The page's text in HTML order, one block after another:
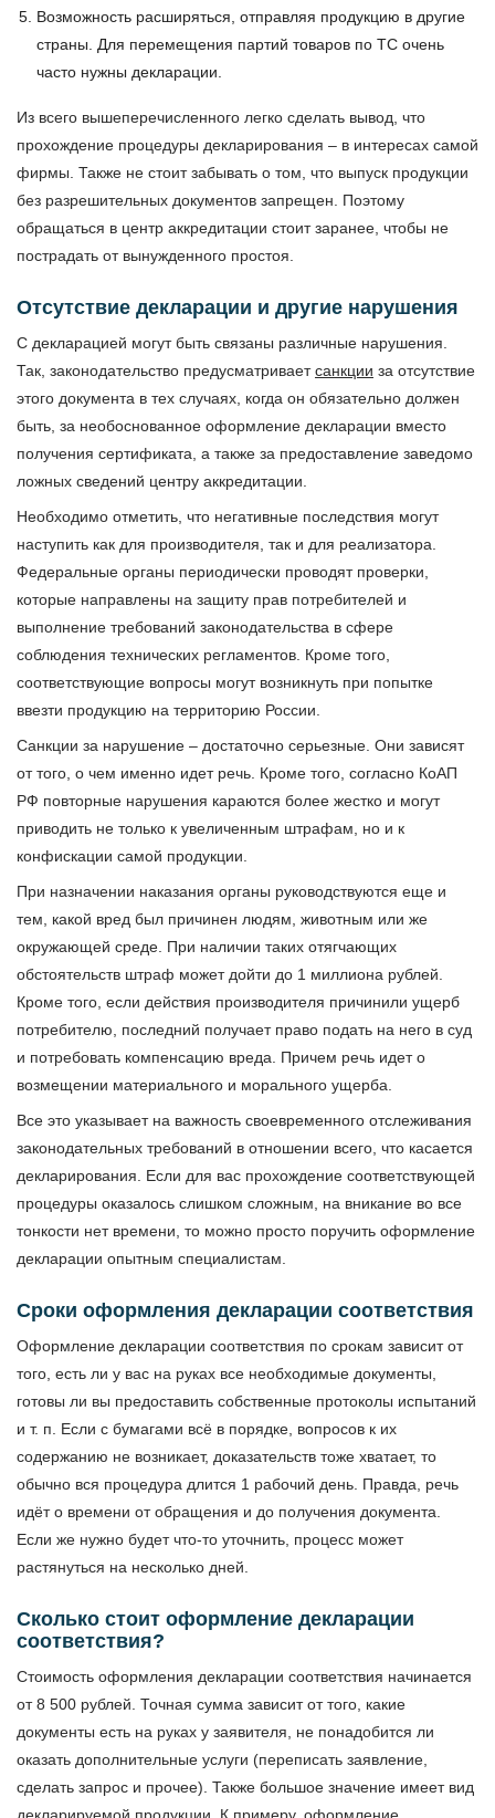
Возможность расширяться, отправляя продукцию в другие
страны. Для перемещения партий товаров по ТС очень
часто нужны декларации.
Из всего вышеперечисленного легко сделать вывод, что
прохождение процедуры декларирования – в интересах самой
фирмы. Также не стоит забывать о том, что выпуск продукции
без разрешительных документов запрещен. Поэтому
обращаться в центр аккредитации стоит заранее, чтобы не
пострадать от вынужденного простоя.
Отсутствие декларации и другие нарушения
С декларацией могут быть связаны различные нарушения.
Так, законодательство предусматриваетсанкции за отсутствие
этого документа в тех случаях, когда он обязательно должен
быть, за необоснованное оформление декларации вместо
получения сертификата, а также за предоставление заведомо
ложных сведений центру аккредитации.
Необходимо отметить, что негативные последствия могут
наступить как для производителя, так и для реализатора.
Федеральные органы периодически проводят проверки,
которые направлены на защиту прав потребителей и
выполнение требований законодательства в сфере
соблюдения технических регламентов. Кроме того,
соответствующие вопросы могут возникнуть при попытке
ввезти продукцию на территорию России.
Санкции за нарушение – достаточно серьезные. Они зависят
от того, о чем именно идет речь. Кроме того, согласно КоАП
РФ повторные нарушения караются более жестко и могут
приводить не только к увеличенным штрафам, но и к
конфискации самой продукции.
При назначении наказания органы руководствуются еще и
тем, какой вред был причинен людям, животным или же
окружающей среде. При наличии таких отягчающих
обстоятельств штраф может дойти до 1 миллиона рублей.
Кроме того, если действия производителя причинили ущерб
потребителю, последний получает право подать на него в суд
и потребовать компенсацию вреда. Причем речь идет о
возмещении материального и морального ущерба.
Все это указывает на важность своевременного отслеживания
законодательных требований в отношении всего, что касается
декларирования. Если для вас прохождение соответствующей
процедуры оказалось слишком сложным, на вникание во все
тонкости нет времени, то можно просто поручить оформление
декларации опытным специалистам.
Сроки оформления декларации соответствия
Оформление декларации соответствия по срокам зависит от
того, есть ли у вас на руках все необходимые документы,
готовы ли вы предоставить собственные протоколы испытаний
и т. п. Если с бумагами всё в порядке, вопросов к их
содержанию не возникает, доказательств тоже хватает, то
обычно вся процедура длится 1 рабочий день. Правда, речь
идёт о времени от обращения и до получения документа.
Если же нужно будет что-то уточнить, процесс может
растянуться на несколько дней.
Сколько стоит оформление декларации
соответствия?
Стоимость оформления декларации соответствия начинается
от 8 500 рублей. Точная сумма зависит от того, какие
документы есть на руках у заявителя, не понадобится ли
оказать дополнительные услуги (переписать заявление,
сделать запрос и прочее). Также большое значение имеет вид